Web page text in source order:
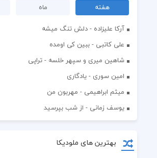
هفته ماه
آرکا علیزاده - دلش تنگ میشه
علی کاتبی - ببین کی اومده
شاهین میری و سپهر خلسه - تراپی
امین سوری - یادگاری
میثم ابراهیمی - مهربون من
یوسف زمانی - از شب بپرسید
بهترین های ملودیکا